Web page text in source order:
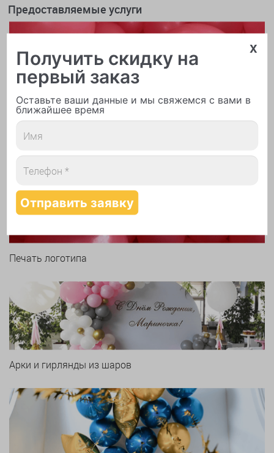
Предоставляемые услуги
Печать логотипа
Арки и гирлянды из шаров
x
Получить скидку на
первый заказ
Оставьте ваши данные и мы свяжемся с вами в
ближайшее время